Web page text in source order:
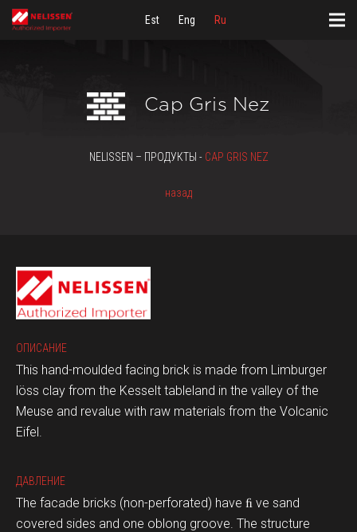
Est Eng Ru
Cap Gris Nez
NELISSEN – ПРОДУКТЫ - CAP GRIS NEZ
назад
ОПИСАНИЕ
This hand-moulded facing brick is made from Limburger
löss clay from the Kesselt tableland in the valley of the
Meuse and revalue with raw materials from the Volcanic
Eifel.
ДАВЛЕНИЕ
The facade bricks (non-perforated) have ﬁ ve sand
covered sides and one oblong groove. The structure